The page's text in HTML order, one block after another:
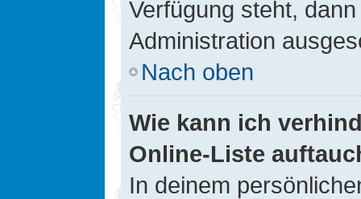
Verfügung steht,
Administration
Nach oben
Wie kann ich
Online-Liste
In deinem